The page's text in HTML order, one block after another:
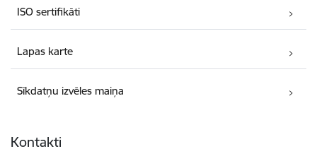
ISO sertifikāti
Lapas karte
Sīkdatņu izvēles maiņa
Kontakti